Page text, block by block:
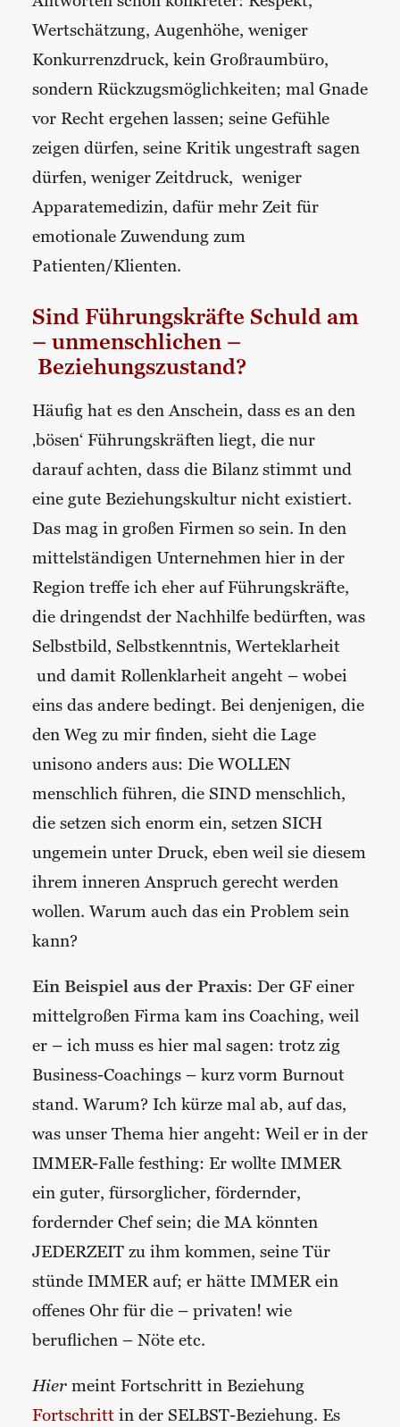
Wertschätzung, Augenhöhe, weniger
Konkurrenzdruck, kein Großraumbüro,
sondern Rückzugsmöglichkeiten; mal Gnade
vor Recht ergehen lassen; seine Gefühle
zeigen dürfen, seine Kritik ungestraft sagen
dürfen, weniger Zeitdruck, weniger
Apparatemedizin, dafür mehr Zeit für
emotionale Zuwendung zum
Patienten/Klienten.
Sind Führungskräfte Schuld am
– unmenschlichen –
Beziehungszustand?
Häufig hat es den Anschein, dass es an den
‚bösen‘ Führungskräften liegt, die nur
darauf achten, dass die Bilanz stimmt und
eine gute Beziehungskultur nicht existiert.
Das mag in großen Firmen so sein. In den
mittelständigen Unternehmen hier in der
Region treffe ich eher auf Führungskräfte,
die dringendst der Nachhilfe bedürften, was
Selbstbild, Selbstkenntnis, Werteklarheit
und damit Rollenklarheit angeht – wobei
eins das andere bedingt. Bei denjenigen, die
den Weg zu mir finden, sieht die Lage
unisono anders aus: Die WOLLEN
menschlich führen, die SIND menschlich,
die setzen sich enorm ein, setzen SICH
ungemein unter Druck, eben weil sie diesem
ihrem inneren Anspruch gerecht werden
wollen. Warum auch das ein Problem sein
kann?
Ein Beispiel aus der Praxis: Der GF einer
mittelgroßen Firma kam ins Coaching, weil
er – ich muss es hier mal sagen: trotz zig
Business-Coachings – kurz vorm Burnout
stand. Warum? Ich kürze mal ab, auf das,
was unser Thema hier angeht: Weil er in der
IMMER-Falle festhing: Er wollte IMMER
ein guter, fürsorglicher, fördernder,
fordernder Chef sein; die MA könnten
JEDERZEIT zu ihm kommen, seine Tür
stünde IMMER auf; er hätte IMMER ein
offenes Ohr für die – privaten! wie
beruflichen – Nöte etc.
Hier meint Fortschritt in Beziehung
Fortschritt in der SELBST-Beziehung. Es